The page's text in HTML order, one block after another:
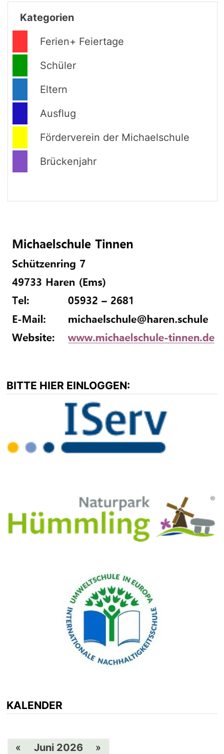
Kategorien
Ferien+ Feiertage
Schüler
Eltern
Ausflug
Förderverein der Michaelschule
Brückenjahr
BITTE HIER EINLOGGEN:
KALENDER
« Juni 2026 »